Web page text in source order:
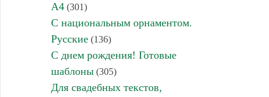
А4(301)
С национальным орнаментом.
Русские(136)
С днем рождения! Готовые
шаблоны(305)
Для свадебных текстов,